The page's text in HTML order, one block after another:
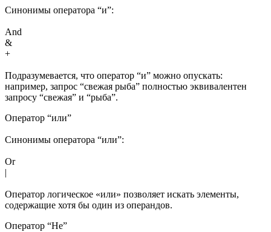
Синонимы оператора “и”:
And
&
+
Подразумевается, что оператор “и” можно опускать:
например, запрос “свежая рыба” полностью эквивалентен
запросу “свежая” и “рыба”.
Оператор “или”
Синонимы оператора “или”:
Or
|
Оператор логическое «или» позволяет искать элементы,
содержащие хотя бы один из операндов.
Оператор “Не”